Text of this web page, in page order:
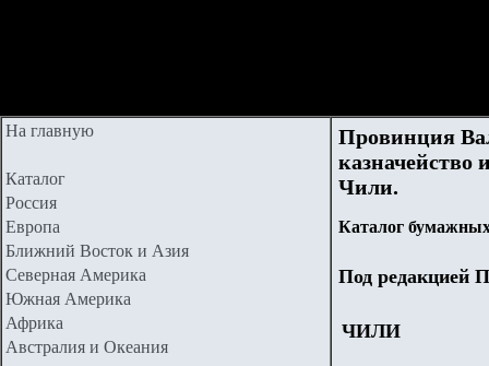
На главную
Каталог
Россия
Европа
Ближний Восток и Азия
Северная Америка
Южная Америка
Африка
Австралия и Океания
Провинция
Чили.
Каталог
Под редакцией
ЧИЛИ